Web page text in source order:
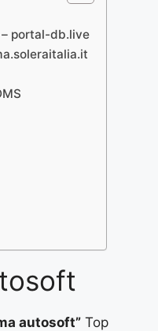
portal-db.live
autosoft” Top